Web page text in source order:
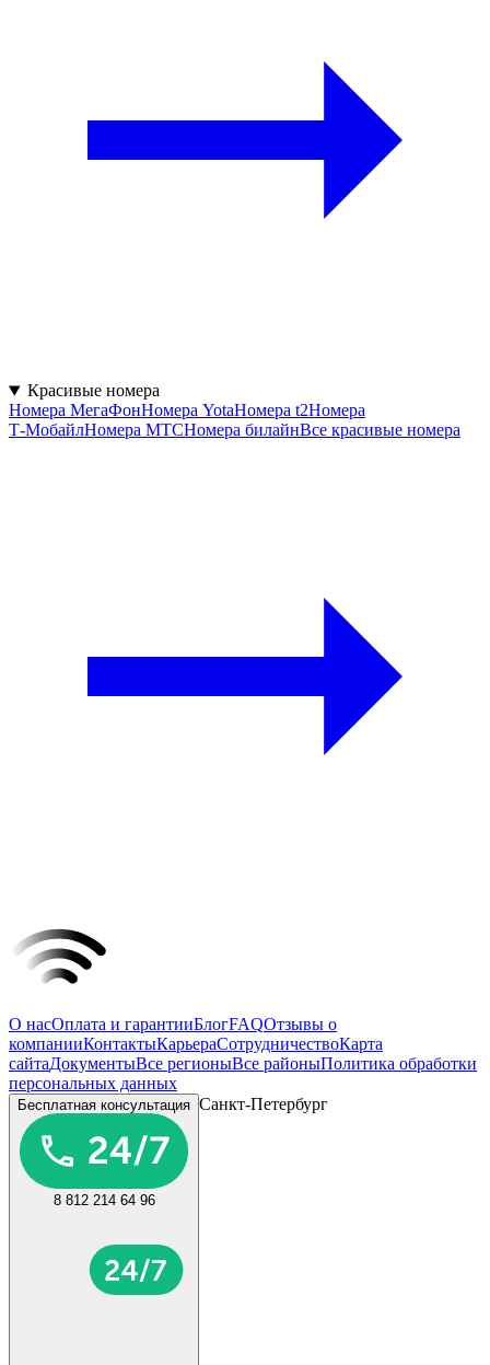
Красивые номера
Номера МегаФонНомера YotaНомера t2Номера
Т‑МобайлНомера МТСНомера билайнВсе красивые номера
О насОплата и гарантииБлогFAQОтзывы о
компанииКонтактыКарьераСотрудничествоКарта
сайтаДокументыВсе регионыВсе районыПолитика обработки
персональных данных
Бесплатная консультация
8 812 214 64 96
Санкт-Петербург